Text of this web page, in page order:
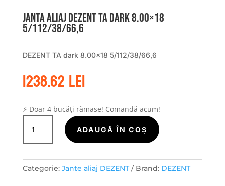
Janta aliaj DEZENT TA dark 8.00×18
5/112/38/66,6
DEZENT TA dark 8.00×18 5/112/38/66,6
1238.62lei
⚡ Doar 4 bucăți rămase! Comandă acum!
Cantitate
Janta
aliaj
TA
ADAUGĂ ÎN COȘ
Categorie: Jante aliaj DEZENT Brand: DEZENT